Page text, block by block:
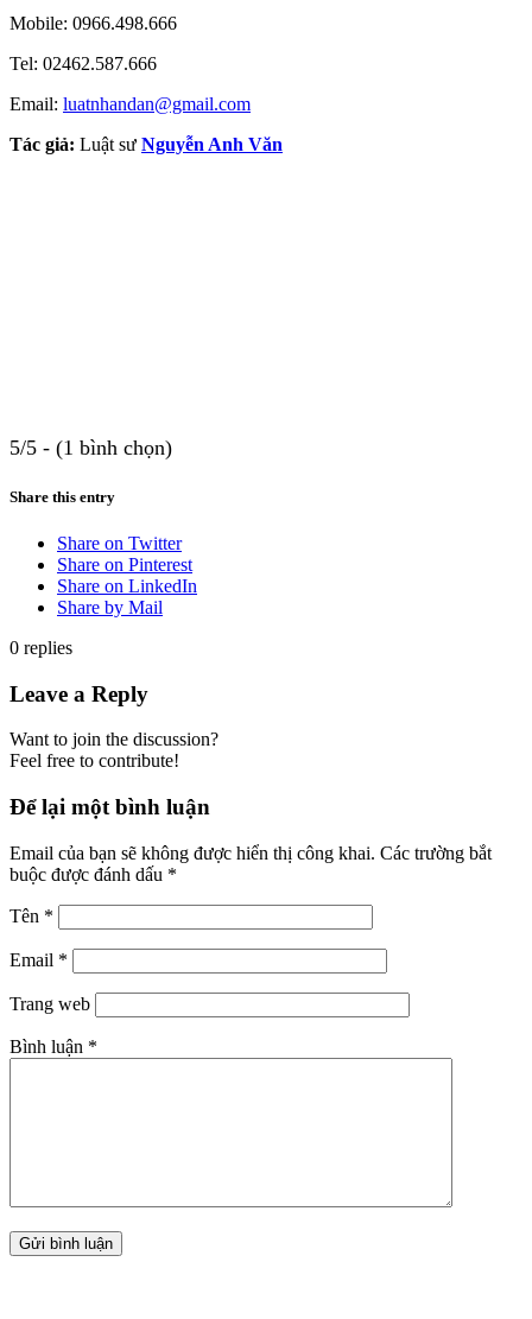
Mobile: 0966.498.666
Tel: 02462.587.666
Email: luatnhandan@gmail.com
Tác giả: Luật sư Nguyễn Anh Văn
5/5 - (1 bình chọn)
Share this entry
Share on Twitter
Share on Pinterest
Share on LinkedIn
Share by Mail
0 replies
Leave a Reply
Want to join the discussion?
Feel free to contribute!
Để lại một bình luận
Email của bạn sẽ không được hiển thị công khai. Các trường bắt
buộc được đánh dấu *
Tên *
Email *
Trang web
Bình luận *